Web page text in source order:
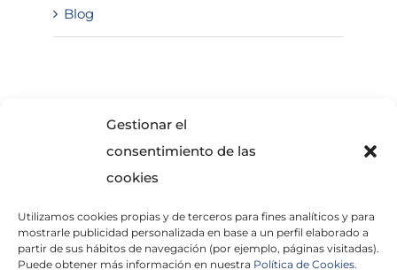
Gestionar el
consentimiento de las
cookies
Utilizamos cookies propias y de terceros para fines analíticos y para
mostrarle publicidad personalizada en base a un perfil elaborado a
partir de sus hábitos de navegación (por ejemplo, páginas visitadas).
Puede obtener más información en nuestra Política de Cookies.
Blog